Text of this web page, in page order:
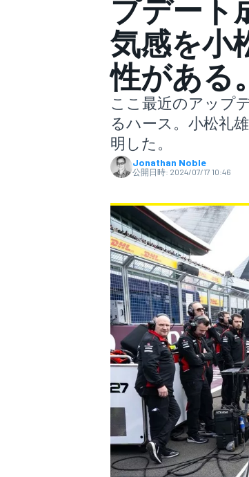
スーパーフォーミュラ
WEC
プデート
気感を小
性がある
ここ最近のアップ
るハース。小松礼
明した。
Jonathan Noble
公開日時: 2024/07/17 10:46